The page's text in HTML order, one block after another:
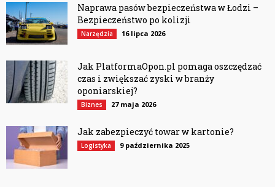
Naprawa pasów bezpieczeństwa w Łodzi –
Bezpieczeństwo po kolizji
Narzędzia 16 lipca 2026
Jak PlatformaOpon.pl pomaga oszczędzać
czas i zwiększać zyski w branży
oponiarskiej?
Biznes 27 maja 2026
Jak zabezpieczyć towar w kartonie?
Logistyka 9 października 2025